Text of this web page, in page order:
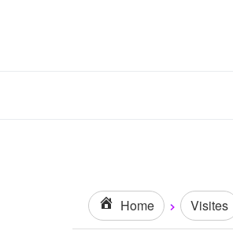
Home Visites